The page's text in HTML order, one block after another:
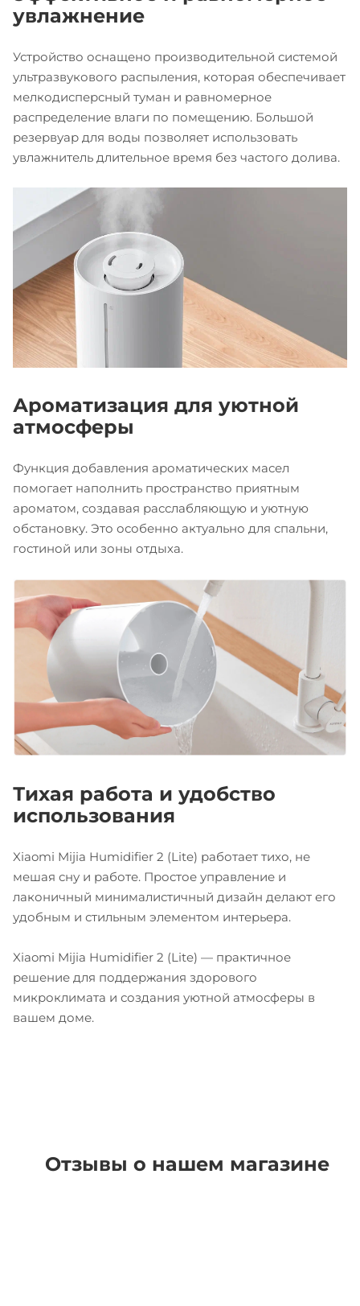
увлажнение
Устройство оснащено производительной системой
ультразвукового распыления, которая обеспечивает
мелкодисперсный туман и равномерное
распределение влаги по помещению. Большой
резервуар для воды позволяет использовать
увлажнитель длительное время без частого долива.
Ароматизация для уютной
атмосферы
Функция добавления ароматических масел
помогает наполнить пространство приятным
ароматом, создавая расслабляющую и уютную
обстановку. Это особенно актуально для спальни,
гостиной или зоны отдыха.
Тихая работа и удобство
использования
Xiaomi Mijia Humidifier 2 (Lite) работает тихо, не
мешая сну и работе. Простое управление и
лаконичный минималистичный дизайн делают его
удобным и стильным элементом интерьера.
Xiaomi Mijia Humidifier 2 (Lite) — практичное
решение для поддержания здорового
микроклимата и создания уютной атмосферы в
вашем доме.
Отзывы о нашем магазине